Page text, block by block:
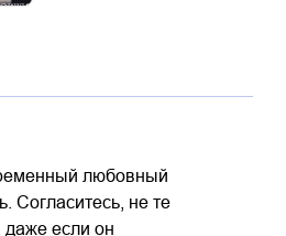
любовный
Согласитесь, не те
даже если он